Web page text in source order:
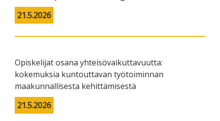
21.5.2026
Opiskelijat osana yhteisövaikuttavuutta:
kokemuksia kuntouttavan työtoiminnan
maakunnallisesta kehittämisestä
21.5.2026